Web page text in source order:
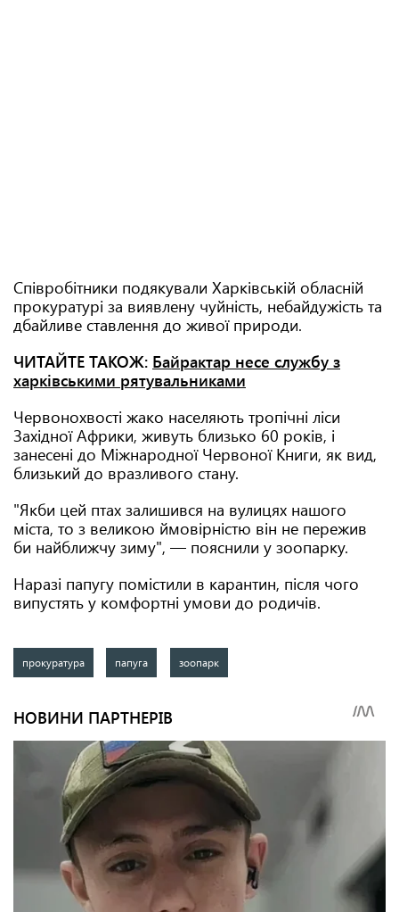
Співробітники подякували Харківській обласній
прокуратурі за виявлену чуйність, небайдужість та
дбайливе ставлення до живої природи.
ЧИТАЙТЕ ТАКОЖ: Байрактар несе службу з
харківськими рятувальниками
Червонохвості жако населяють тропічні ліси
Західної Африки, живуть близько 60 років, і
занесені до Міжнародної Червоної Книги, як вид,
близький до вразливого стану.
"Якби цей птах залишився на вулицях нашого
міста, то з великою ймовірністю він не пережив
би найближчу зиму", — пояснили у зоопарку.
Наразі папугу помістили в карантин, після чого
випустять у комфортні умови до родичів.
прокуратура папуга зоопарк